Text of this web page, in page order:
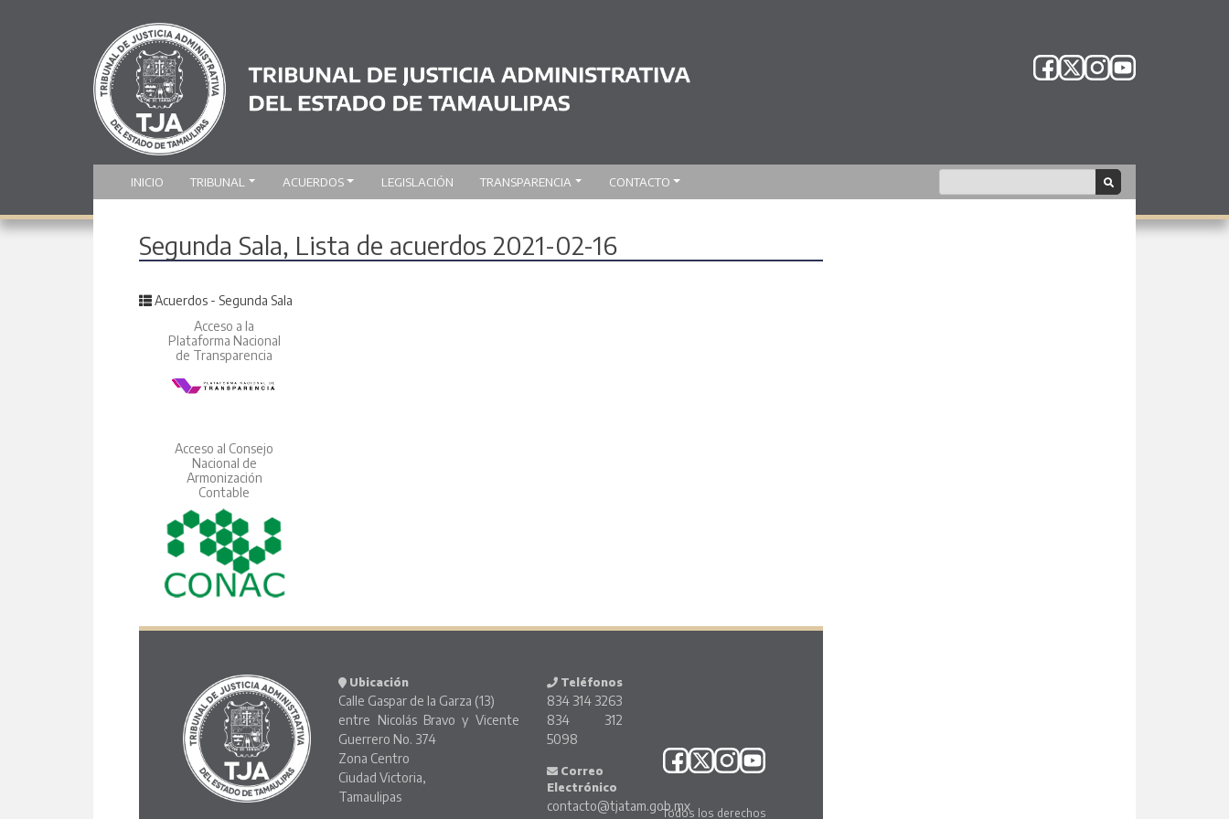
INICIO TRIBUNAL ACUERDOS LEGISLACIÓN TRANSPARENCIA CONTACTO
Segunda Sala, Lista de acuerdos 2021-02-16
Posted in
Acuerdos - Segunda Sala
Acceso a la
Plataforma Nacional
de Transparencia
Acceso al Consejo
Nacional de
Armonización
Contable
Ubicación
Calle Gaspar de la Garza (13)
entre Nicolás Bravo y Vicente
Guerrero No. 374
Zona Centro
Ciudad Victoria,
Tamaulipas
Teléfonos
834 314 3263
834 312
5098
Correo
Electrónico
contacto@tjatam.gob.mxTodos los derechos